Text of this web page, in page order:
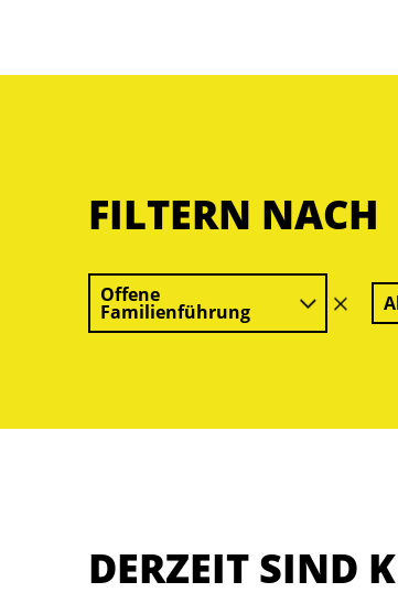
FILTERN NACH
Offene
Familienführung
Filter
löschen
DERZEIT SIND